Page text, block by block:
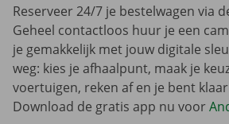
Reserveer 24/7 je bestelwagen via
Geheel contactloos huur je een
je gemakkelijk met jouw digitale
weg: kies je afhaalpunt, maak je
voertuigen, reken af en je bent
Download de gratis app nu voor